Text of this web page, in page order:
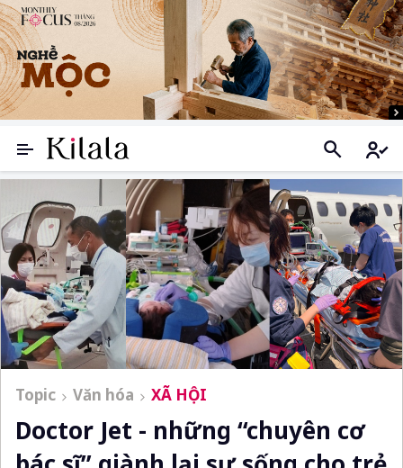
Topic Văn hóa XÃ HỘI
Doctor Jet - những “chuyên cơ